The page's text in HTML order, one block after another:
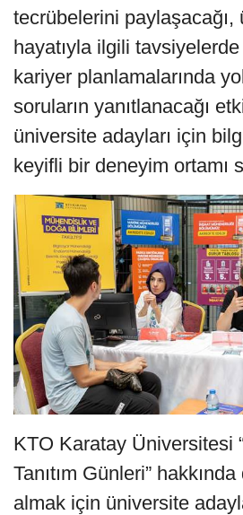
tecrübelerini paylaşacağı,
hayatıyla ilgili
kariyer planlamalarında
soruların yanıtlanacağı
üniversite adayları için
keyifli bir deneyim ortamı
KTO Karatay Üniversitesi
Tanıtım Günleri”
almak için üniversite